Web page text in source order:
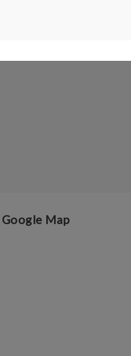
Google Map